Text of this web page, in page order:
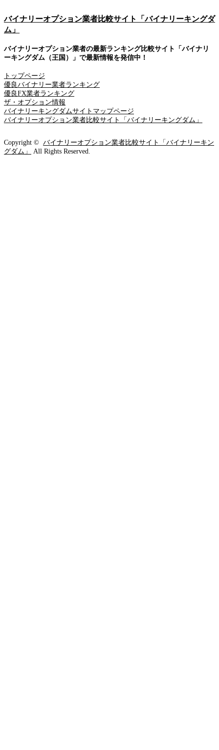
バイナリーオプション業者比較サイト「バイナリーキングダ
ム」
バイナリーオプション業者の最新ランキング比較サイト「バイナリ
ーキングダム（王国）」で最新情報を発信中！
トップページ
優良バイナリー業者ランキング
優良FX業者ランキング
ザ・オプション情報
バイナリーキングダムサイトマップページ
バイナリーオプション業者比較サイト「バイナリーキングダム」
Copyright © バイナリーオプション業者比較サイト「バイナリーキン
グダム」
All Rights Reserved.